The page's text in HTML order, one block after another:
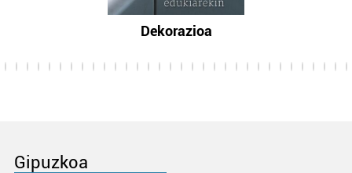
Dekorazioa
Gipuzkoa